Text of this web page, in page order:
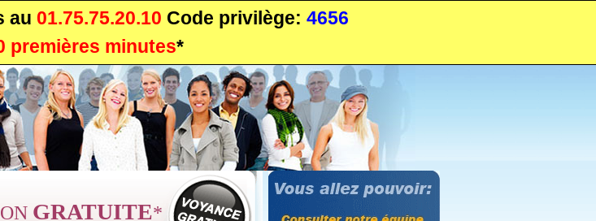
au 01.75.75.20.10 Code privilège: 4656
premières minutes*
GRATUITE*